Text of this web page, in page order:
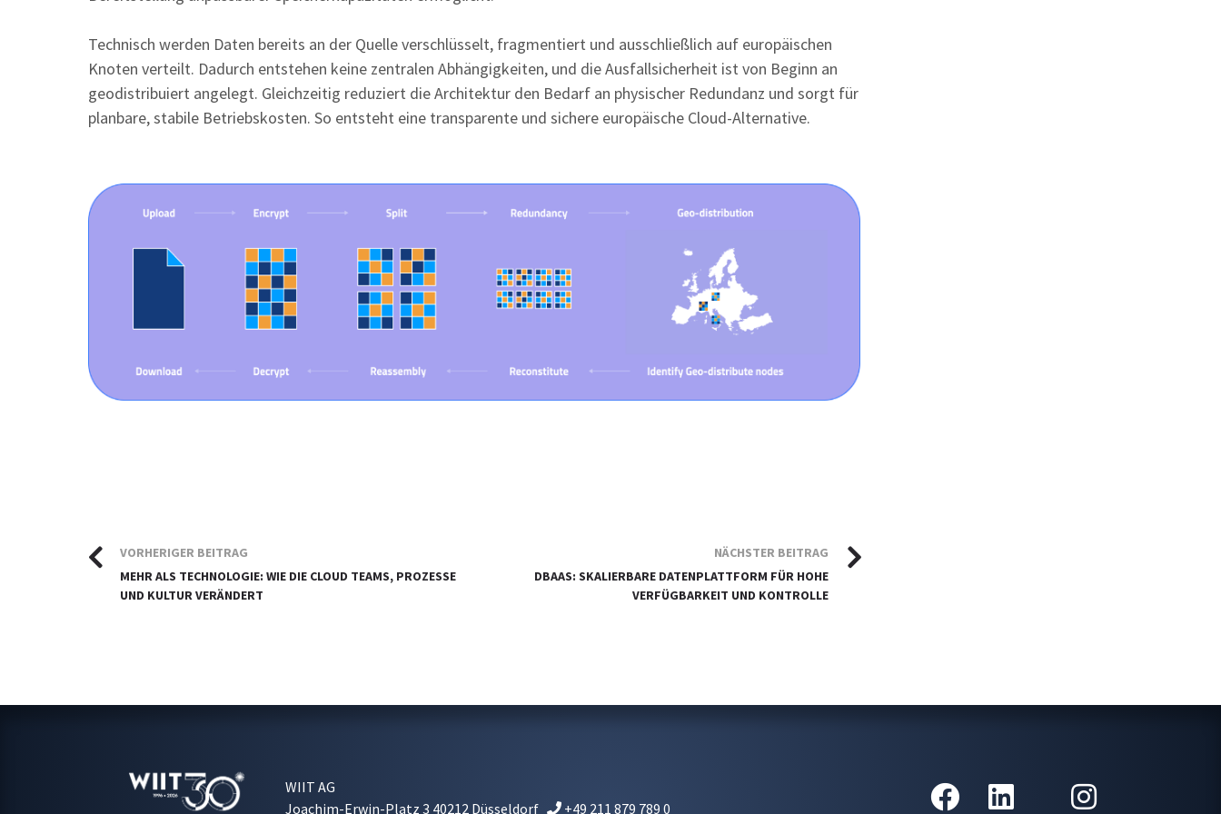
Technisch werden Daten bereits an der Quelle verschlüsselt, fragmentiert und ausschließlich auf europäischen
Knoten verteilt. Dadurch entstehen keine zentralen Abhängigkeiten, und die Ausfallsicherheit ist von Beginn an
geodistribuiert angelegt. Gleichzeitig reduziert die Architektur den Bedarf an physischer Redundanz und sorgt für
planbare, stabile Betriebskosten. So entsteht eine transparente und sichere europäische Cloud-Alternative.
VORHERIGER BEITRAG
MEHR ALS TECHNOLOGIE: WIE DIE CLOUD TEAMS, PROZESSE
UND KULTUR VERÄNDERT
NÄCHSTER BEITRAG
DBAAS: SKALIERBARE DATENPLATTFORM FÜR HOHE
VERFÜGBARKEIT UND KONTROLLE
WIIT AG
Joachim-Erwin-Platz 3 40212 Düsseldorf +49 211 879 789 0